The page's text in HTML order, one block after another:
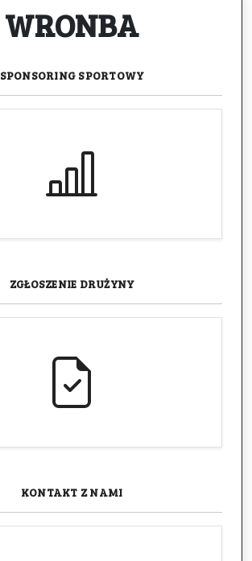
WRONBA
SPONSORING SPORTOWY
ZGŁOSZENIE DRUŻYNY
KONTAKT Z NAMI